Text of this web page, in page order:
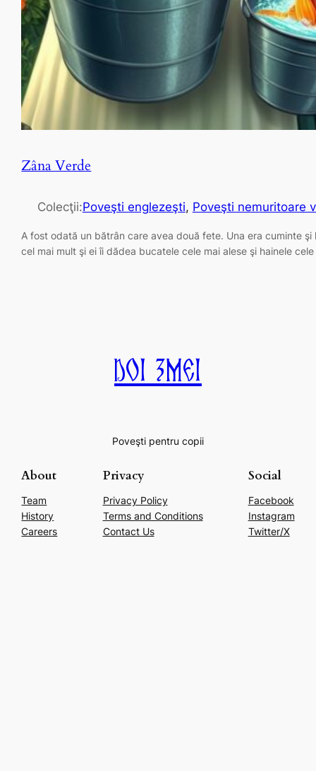
Zâna Verde
Colecţii:Poveşti englezeşti, Poveşti nemuritoare
A fost odată un bătrân care avea două fete. Una era cuminte
cel mai mult şi ei îi dădea bucatele cele mai alese şi hainele
Doi Zmei
Poveşti pentru copii
About
Team
History
Careers
Privacy
Privacy Policy
Terms and Conditions
Contact Us
Social
Facebook
Instagram
Twitter/X